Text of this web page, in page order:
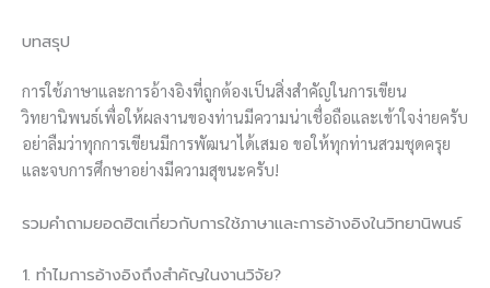
บทสรุป
การใช้ภาษาและการอ้างอิงที่ถูกต้องเป็นสิ่งสำคัญในการเขียน
วิทยานิพนธ์เพื่อให้ผลงานของท่านมีความน่าเชื่อถือและเข้าใจง่ายครับ
อย่าลืมว่าทุกการเขียนมีการพัฒนาได้เสมอ ขอให้ทุกท่านสวมชุดครุย
และจบการศึกษาอย่างมีความสุขนะครับ!
รวมคำถามยอดฮิตเกี่ยวกับการใช้ภาษาและการอ้างอิงในวิทยานิพนธ์
1. ทำไมการอ้างอิงถึงสำคัญในงานวิจัย?